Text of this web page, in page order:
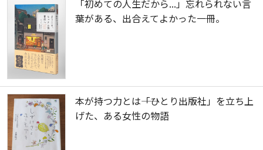
「初めての人生だから...」忘れられない言
葉がある、出合えてよかった一冊。
本が持つ力とは――「ひとり出版社」を立ち上
げた、ある女性の物語